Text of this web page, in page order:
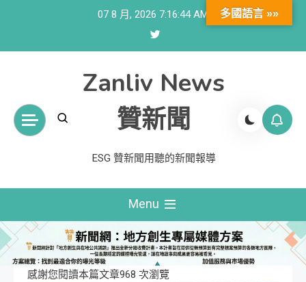
07 8 月, 2026 7:16:46 AM
Zanliv News
贊新聞
ESG 贊新聞用聽的新聞報導
Menu
感謝您閱讀本篇文章968 次瀏覽
多國語言 »»